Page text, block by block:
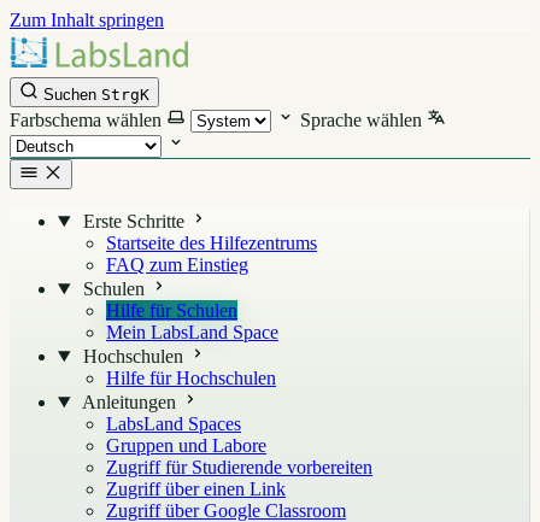
Zum Inhalt springen
Suchen StrgK
Farbschema wählen Sprache wählen
Erste Schritte
Startseite des Hilfezentrums
FAQ zum Einstieg
Schulen
Hilfe für Schulen
Mein LabsLand Space
Hochschulen
Hilfe für Hochschulen
Anleitungen
LabsLand Spaces
Gruppen und Labore
Zugriff für Studierende vorbereiten
Zugriff über einen Link
Zugriff über Google Classroom